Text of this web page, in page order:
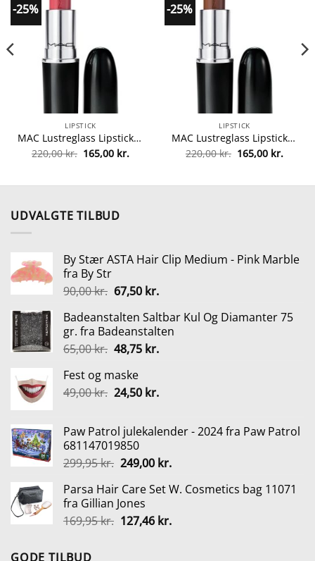
-25%
LIPSTICK
MAC Lustreglass Lipstick 3 gr. – 547 Pigment Of Your Imagination fra MAC Cosmetics
220,00kr. Den
oprindelige
220,00 kr..
165,00 kr.Den
165,00 kr..
-25%
LIPSTICK
MAC Lustreglass Lipstick 3 gr. – 553 I Deserve This fra MAC Cosmetics
220,00kr. Den
oprindelige
220,00 kr..
165,00 kr.Den
UDVALGTE TILBUD
By Stær ASTA Hair Clip Medium - Pink Marble
fra By Str
90,00kr. Den
pris
var:
90,00 kr..
67,50 kr.Den
pris
er:
67,50 kr..
Badeanstalten Saltbar Kul Og Diamanter 75
gr. fra Badeanstalten
65,00kr. Den
pris
var:
48,75 kr.Den
er:
Fest og maske
49,00kr. Den
var:
49,00 kr..
24,50 kr.Den
er:
Paw Patrol julekalender - 2024 fra Paw Patrol
681147019850
299,95kr. Den
pris
var:
299,95 kr..
249,00 kr.Den
pris
249,00 kr..
Parsa Hair Care Set W. Cosmetics bag 11071
fra Gillian Jones
169,95kr. Den
127,46 kr.Den
GODE TILBUD